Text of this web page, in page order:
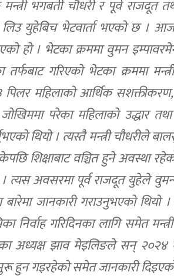
भगबती चौधरी र पूर्व राजदूत तथा
युहेबिच भेटवार्ता भएको छ । आज
हो । भेटका क्रममा वुमन
गरिएको भेटका क्रममा मन्त्री
पिलर महिलाको आर्थिक
परेका महिलाको उद्धार तथा
थियो । त्यस्तै मन्त्री चौधरीले
शिक्षाबाट वञ्चित हुने अवस्था
त्यस अवसरमा पूर्व राजदूत युहेले
जानकारी गराउनुभएको थियो
गरिदिनका लागि समेत
अध्यक्ष झाव मेइलिङले सन् २०२४
हुन गइरहेको समेत जानकारी